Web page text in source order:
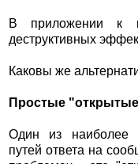
В приложении к
деструктивных
Каковы же
Простые
Один из наиболее
путей ответа на